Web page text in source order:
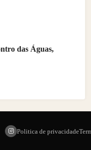
das Águas,
Politica de privacidade